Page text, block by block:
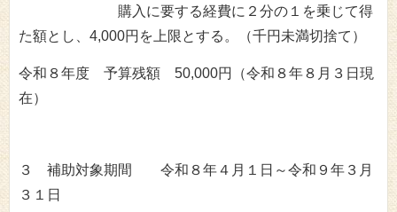
購入に要する経費に２分の１を乗じて得
た額とし、4,000円を上限とする。（千円未満切捨て）
令和８年度 予算残額 50,000円（令和８年８月３日現
在）
３ 補助対象期間 令和８年４月１日～令和９年３月
３１日